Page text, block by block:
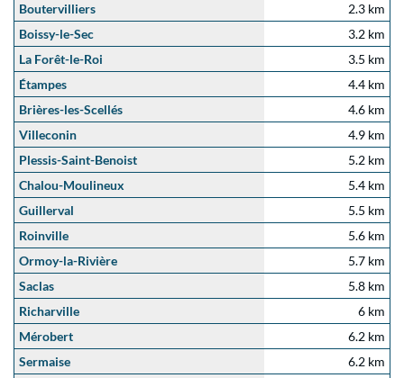
Boutervilliers
2.3 km
Boissy-le-Sec
3.2 km
La Forêt-le-Roi
3.5 km
Étampes
4.4 km
Brières-les-Scellés
4.6 km
Villeconin
4.9 km
Plessis-Saint-Benoist
5.2 km
Chalou-Moulineux
5.4 km
Guillerval
5.5 km
Roinville
5.6 km
Ormoy-la-Rivière
5.7 km
Saclas
5.8 km
Richarville
6 km
Mérobert
6.2 km
Sermaise
6.2 km